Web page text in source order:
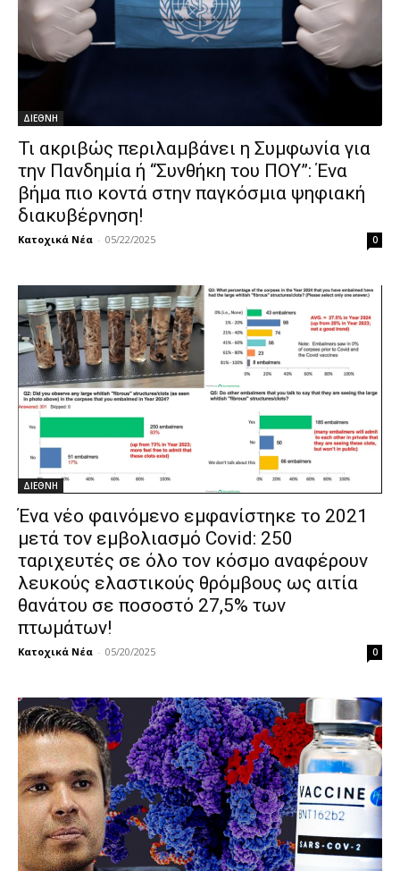
ΔΙΕΘΝΗ
Τι ακριβώς περιλαμβάνει η Συμφωνία για
την Πανδημία ή “Συνθήκη του ΠΟΥ”: Ένα
βήμα πιο κοντά στην παγκόσμια ψηφιακή
διακυβέρνηση!
Κατοχικά Νέα - 05/22/2025 0
ΔΙΕΘΝΗ
Ένα νέο φαινόμενο εμφανίστηκε το 2021
μετά τον εμβολιασμό Covid: 250
ταριχευτές σε όλο τον κόσμο αναφέρουν
λευκούς ελαστικούς θρόμβους ως αιτία
θανάτου σε ποσοστό 27,5% των
πτωμάτων!
Κατοχικά Νέα - 05/20/2025 0